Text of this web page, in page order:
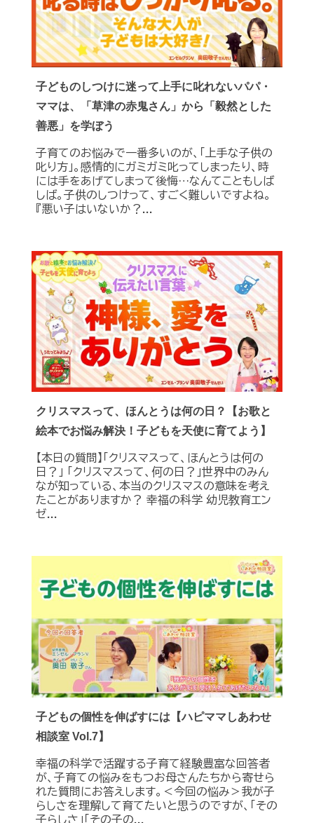
子どものしつけに迷って上手に叱れないパパ・
ママは、「草津の赤鬼さん」から「毅然とした
善悪」を学ぼう
子育てのお悩みで一番多いのが、「上手な子供の
叱り方」。感情的にガミガミ叱ってしまったり、時
には手をあげてしまって後悔…なんてこともしば
しば。子供のしつけって、すごく難しいですよね。
『悪い子はいないか？...
クリスマスって、ほんとうは何の日？【お歌と
絵本でお悩み解決！子どもを天使に育てよう】
【本日の質問】「クリスマスって、ほんとうは何の
日？」 「クリスマスって、何の日？」世界中のみん
なが知っている、本当のクリスマスの意味を考え
たことがありますか？ 幸福の科学 幼児教育エン
ゼ...
子どもの個性を伸ばすには【ハピママしあわせ
相談室 Vol.7】
幸福の科学で活躍する子育て経験豊富な回答者
が、子育ての悩みをもつお母さんたちから寄せら
れた質問にお答えします。＜今回の悩み＞我が子
らしさを理解して育てたいと思うのですが、「その
子らしさ」「その子の...